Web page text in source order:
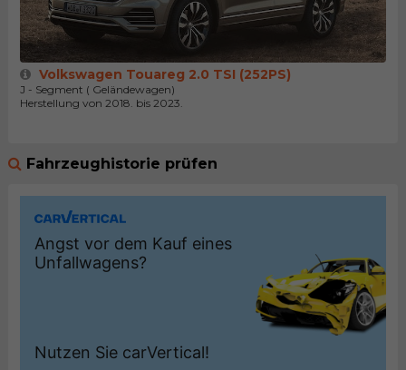
Volkswagen Touareg 2.0 TSI (252PS)
J - Segment ( Geländewagen)
Herstellung von 2018. bis 2023.
Fahrzeughistorie prüfen